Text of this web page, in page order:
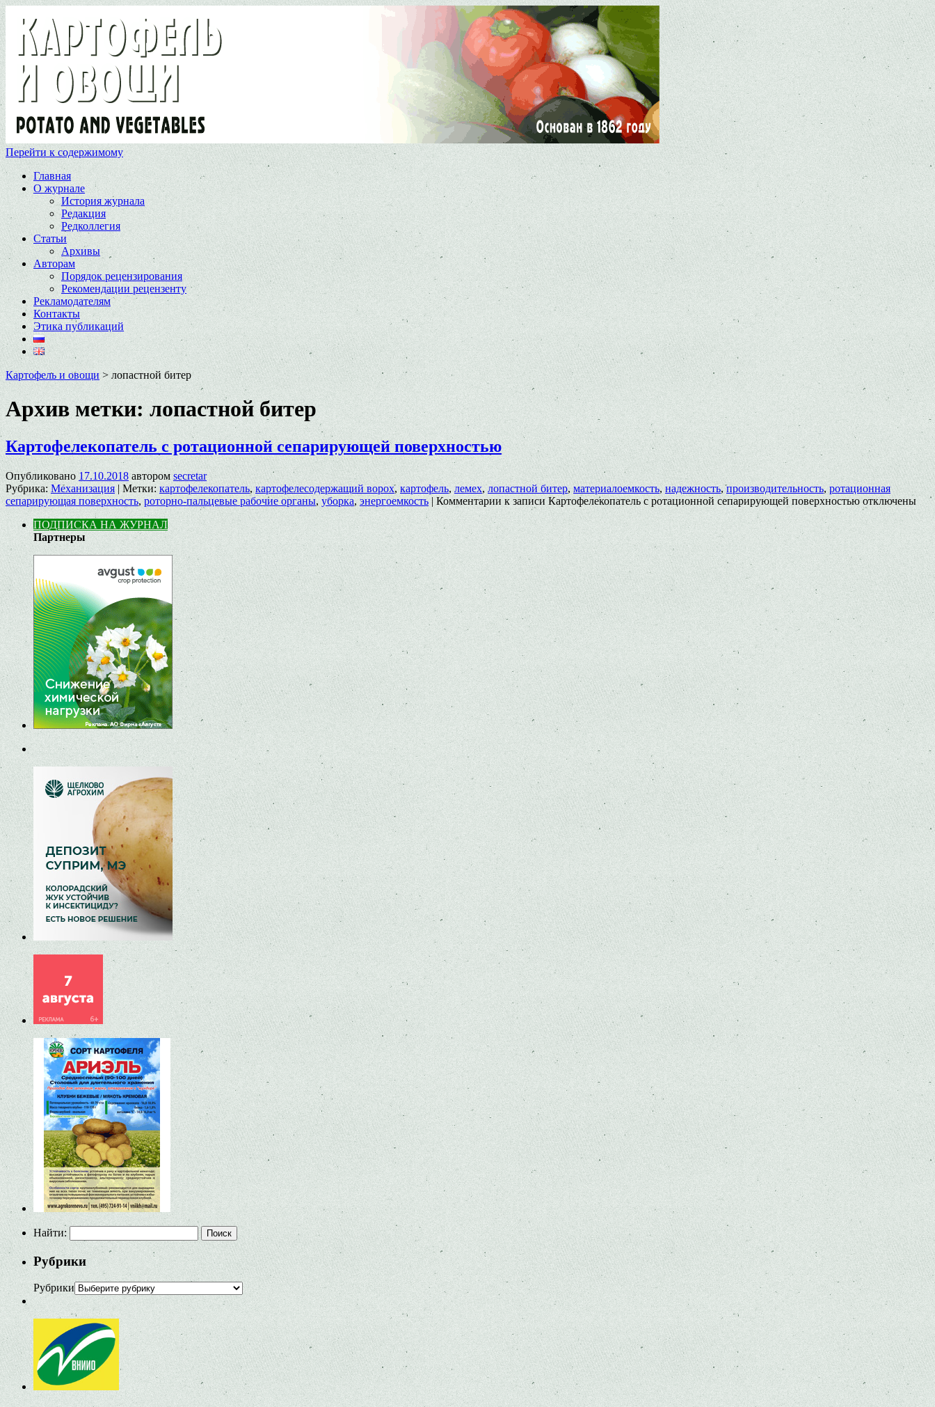
Перейти к содержимому
Главная
О журнале
История журнала
Редакция
Редколлегия
Статьи
Архивы
Авторам
Порядок рецензирования
Рекомендации рецензенту
Рекламодателям
Контакты
Этика публикаций
Картофель и овощи > лопастной битер
Архив метки: лопастной битер
Картофелекопатель с ротационной сепарирующей поверхностью
Опубликовано 17.10.2018 автором secretar
Рубрика: Механизация | Метки: картофелекопатель,картофелесодержащий ворох, картофель, лемех,лопастной битер, материалоемкость,надежность,производительность, ротационная
сепарирующая поверхность, роторно-пальцевые рабочие органы, уборка,энергоемкость | Комментарии к записи Картофелекопатель с ротационной сепарирующей поверхностью отключены
ПОДПИСКА НА ЖУРНАЛ
Партнеры
Найти:
Рубрики
Рубрики